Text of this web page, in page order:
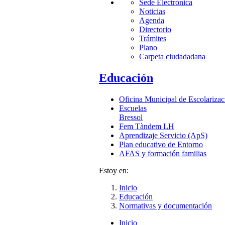
Sede Electrónica
Noticias
Agenda
Directorio
Trámites
Plano
Carpeta ciudadadana
Educación
Oficina Municipal de
Escuelas
Bressol
Fem Tàndem LH
Aprendizaje Servicio (ApS)
Plan educativo de Entorno
AFAS y formación familias
Estoy en:
Inicio
Educación
Normativas y documentación
Inicio